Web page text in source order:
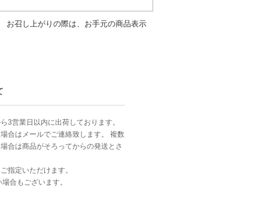
お召し上がりの際は、お手元の商品表示
3営業日以内に出荷しております。
合はメールでご連絡致します。 複数
合は商品がそろってからの発送とさ
指定いただけます。
合もございます。